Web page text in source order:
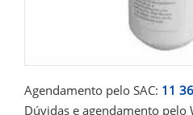
Agendamento pelo SAC: 11
Dúvidas e agendamento pelo